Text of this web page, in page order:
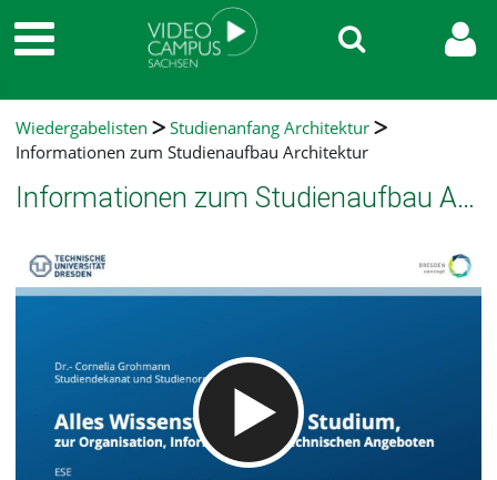
Wiedergabelisten
Studienanfang Architektur
Informationen zum Studienaufbau Architektur
Informationen zum Studienaufbau Architektur